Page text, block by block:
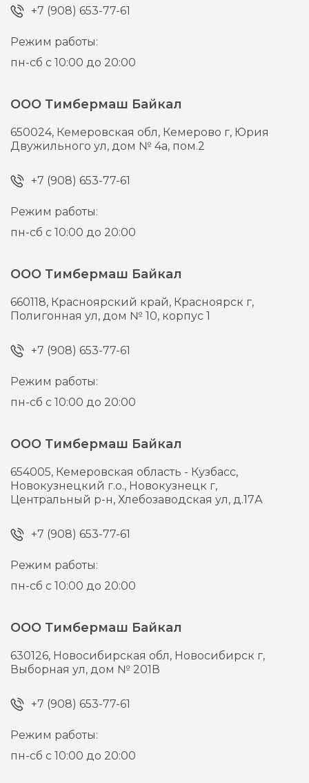
+7 (908) 653-77-61
Режим работы:
пн-сб с 10:00 до 20:00
ООО Тимбермаш Байкал
650024, Кемеровская обл, Кемерово г, Юрия
Двужильного ул, дом № 4а, пом.2
+7 (908) 653-77-61
Режим работы:
пн-сб с 10:00 до 20:00
ООО Тимбермаш Байкал
660118, Красноярский край, Красноярск г,
Полигонная ул, дом № 10, корпус 1
+7 (908) 653-77-61
Режим работы:
пн-сб с 10:00 до 20:00
ООО Тимбермаш Байкал
654005, Кемеровская область - Кузбасс,
Новокузнецкий г.о., Новокузнецк г,
Центральный р-н, Хлебозаводская ул, д.17А
+7 (908) 653-77-61
Режим работы:
пн-сб с 10:00 до 20:00
ООО Тимбермаш Байкал
630126, Новосибирская обл, Новосибирск г,
Выборная ул, дом № 201В
+7 (908) 653-77-61
Режим работы:
пн-сб с 10:00 до 20:00